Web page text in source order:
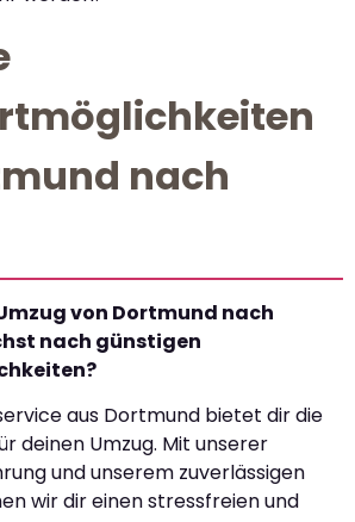
nach
von Dortmund nach
nach günstigen
aus Dortmund bietet dir die
deinen Umzug. Mit unserer
und unserem zuverlässigen
wir dir einen stressfreien und